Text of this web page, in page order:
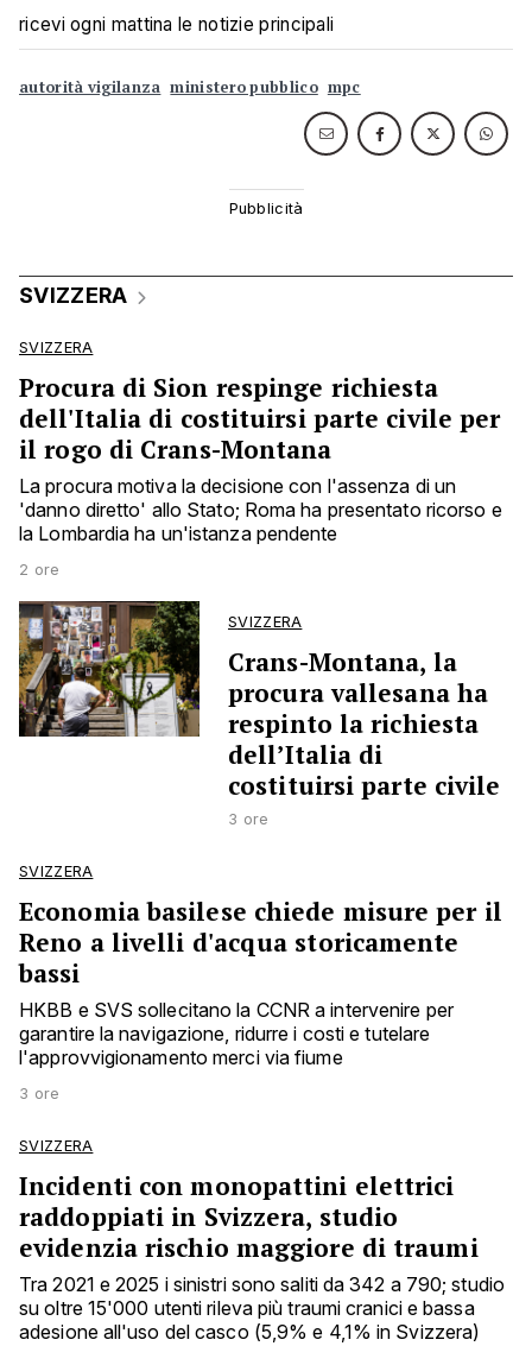
ricevi ogni mattina le notizie principali
autorità vigilanza ministero pubblico mpc
SVIZZERA
SVIZZERA
Procura di Sion respinge richiesta
dell'Italia di costituirsi parte civile per
il rogo di Crans-Montana
La procura motiva la decisione con l'assenza di un
'danno diretto' allo Stato; Roma ha presentato ricorso e
la Lombardia ha un'istanza pendente
2 ore
SVIZZERA
Crans-Montana, la
procura vallesana ha
respinto la richiesta
dell’Italia di
costituirsi parte civile
3 ore
SVIZZERA
Economia basilese chiede misure per il
Reno a livelli d'acqua storicamente
bassi
HKBB e SVS sollecitano la CCNR a intervenire per
garantire la navigazione, ridurre i costi e tutelare
l'approvvigionamento merci via fiume
3 ore
SVIZZERA
Incidenti con monopattini elettrici
raddoppiati in Svizzera, studio
evidenzia rischio maggiore di traumi
Tra 2021 e 2025 i sinistri sono saliti da 342 a 790; studio
su oltre 15'000 utenti rileva più traumi cranici e bassa
adesione all'uso del casco (5,9% e 4,1% in Svizzera)